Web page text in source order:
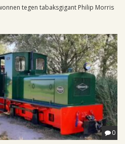
tegen tabaksgigant Philip Morris
0